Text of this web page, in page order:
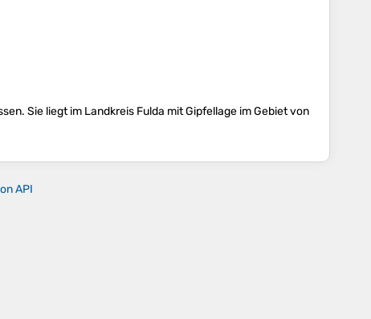
Sie liegt im Landkreis Fulda mit Gipfellage im Gebiet von
API